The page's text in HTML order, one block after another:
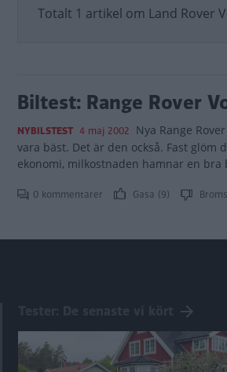
Totalt 1 artikel om Land Rover
Biltest: Range Rover
NYBILSTEST 4 maj 2002 Nya Range
vara bäst. Det är den också. Fast glöm
ekonomi, milkostnaden hamnar en bra
0 kommentarer Gasa (9)